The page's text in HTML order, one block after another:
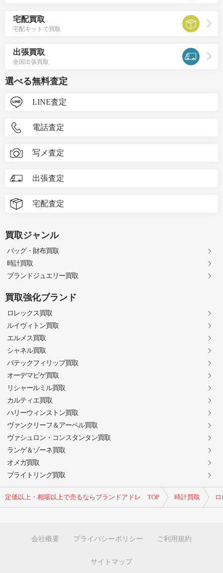
定価以上・相場以上で売るならブランドアドレ TOP 時計買取
宅配買取
宅配キットで買取
出張買取
全国出張買取
選べる無料査定
LINE査定
電話査定
写メ査定
出張査定
宅配査定
買取ジャンル
バッグ・財布買取
時計買取
ブランドジュエリー買取
買取強化ブランド
ロレックス買取
ルイヴィトン買取
エルメス買取
シャネル買取
パテックフィリップ買取
オーデマピゲ買取
リシャールミル買取
カルティエ買取
ハリーウィンストン買取
ヴァンクリーフ＆アーペル買取
ヴァシュロン・コンスタンタン買取
ランゲ＆ゾーネ買取
オメガ買取
ブライトリング買取
会社概要 プライバシーポリシー ご利用規約
サイトマップ